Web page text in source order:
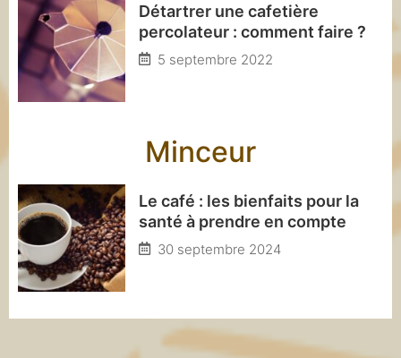
Détartrer une cafetière
percolateur : comment faire ?
5 septembre 2022
Minceur
Le café : les bienfaits pour la
santé à prendre en compte
30 septembre 2024